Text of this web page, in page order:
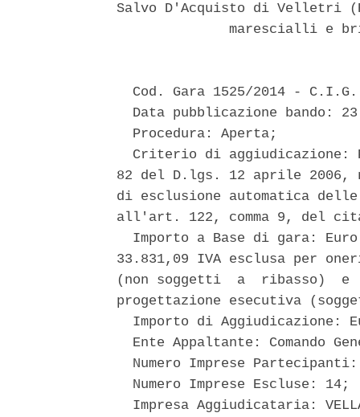
Salvo D'Acquisto di Velletri
marescialli e
Cod. Gara 1525/2014 -
Data pubblicazione bando:
  Procedura: Aperta;
Criterio di aggiudicazione:
82 del D.lgs. 12 aprile 2006,
di esclusione automatica
all'art. 122, comma 9, del
Importo a Base di gara:
33.831,09 IVA esclusa per
(non soggetti  a  ribasso)
progettazione esecutiva
Importo di Aggiudicazione:
Ente Appaltante: Comando
Numero Imprese
  Numero Imprese Escluse: 14;
Impresa Aggiudicataria: